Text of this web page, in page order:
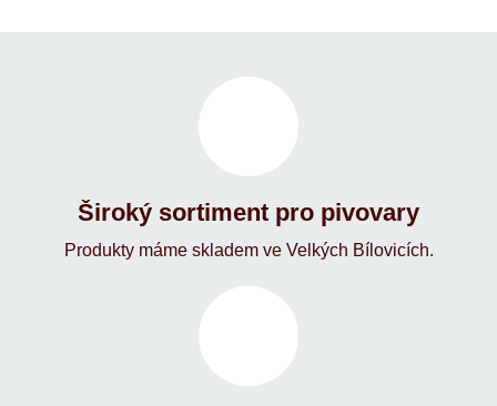
Široký sortiment pro pivovary
Produkty máme skladem ve Velkých Bílovicích.